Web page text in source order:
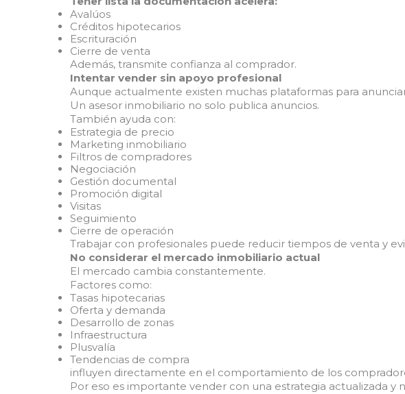
Avalúos
Créditos hipotecarios
Escrituración
Cierre de venta
Además, transmite confianza al comprador.
Intentar vender sin apoyo profesional
Aunque actualmente existen muchas plataformas para
Un asesor inmobiliario no solo publica anuncios.
También ayuda con:
Estrategia de precio
Marketing inmobiliario
Filtros de compradores
Negociación
Gestión documental
Promoción digital
Visitas
Seguimiento
Cierre de operación
Trabajar con profesionales puede reducir tiempos de venta y
No considerar el mercado inmobiliario actual
El mercado cambia constantemente.
Factores como:
Tasas hipotecarias
Oferta y demanda
Desarrollo de zonas
Infraestructura
Plusvalía
Tendencias de compra
influyen directamente en el comportamiento de los
Por eso es importante vender con una estrategia actualizada y